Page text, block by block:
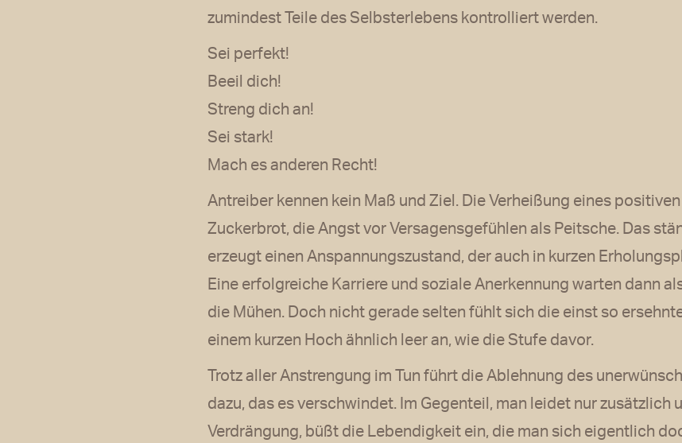
zumindest Teile des Selbsterlebens kontrolliert werden.
Sei perfekt!
Beeil dich!
Streng dich an!
Sei stark!
Mach es anderen Recht!
Antreiber kennen kein Maß und Ziel. Die Verheißung eines
Zuckerbrot, die Angst vor Versagensgefühlen als Peitsche. Das
erzeugt einen Anspannungszustand, der auch in kurzen
Eine erfolgreiche Karriere und soziale Anerkennung warten dann
die Mühen. Doch nicht gerade selten fühlt sich die einst so
einem kurzen Hoch ähnlich leer an, wie die Stufe davor.
Trotz aller Anstrengung im Tun führt die Ablehnung des
dazu, das es verschwindet. Im Gegenteil, man leidet nur zusätzlich
Verdrängung, büßt die Lebendigkeit ein, die man sich eigentlich